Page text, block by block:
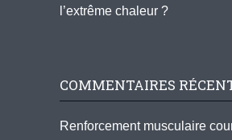
l’extrême chaleur ?
COMMENTAIRES
Renforcement musculaire